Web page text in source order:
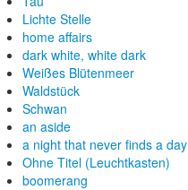
Lichte Stelle
home affairs
dark white, white dark
Weißes Blütenmeer
Waldstück
Schwan
an aside
a night that never finds a day
Ohne Titel (Leuchtkasten)
boomerang